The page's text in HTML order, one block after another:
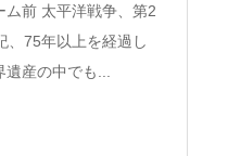
前 太平洋戦争、第2
、75年以上を経過し
産の中でも...